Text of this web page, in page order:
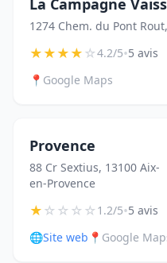
La Campagne
1274 Chem. du Pont
★★★★☆4.2/5•5 avis
📍 Google Maps
Provence
88 Cr Sextius, 13100 Aix-
en-Provence
★☆☆☆☆1.2/5•5 avis
🌐Site web 📍 Google